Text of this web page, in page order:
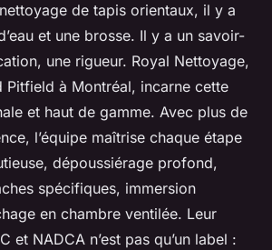
de tapis orientaux, il y a
et une brosse. Il y a un savoir-
une rigueur. Royal Nettoyage,
Pitfield à Montréal, incarne cette
et haut de gamme. Avec plus de
l’équipe maîtrise chaque étape
dépoussiérage profond,
spécifiques, immersion
en chambre ventilée. Leur
et NADCA n’est pas qu’un label :